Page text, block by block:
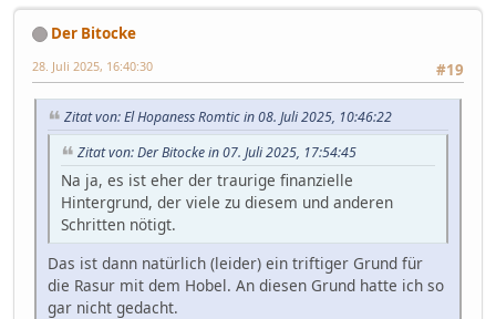
Der Bitocke
#19
28. Juli 2025, 16:40:30
Zitat von: El Hopaness Romtic in 08. Juli 2025, 10:46:22
Zitat von: Der Bitocke in 07. Juli 2025, 17:54:45
Na ja, es ist eher der traurige finanzielle
Hintergrund, der viele zu diesem und anderen
Schritten nötigt.
Das ist dann natürlich (leider) ein triftiger Grund für
die Rasur mit dem Hobel. An diesen Grund hatte ich so
gar nicht gedacht.